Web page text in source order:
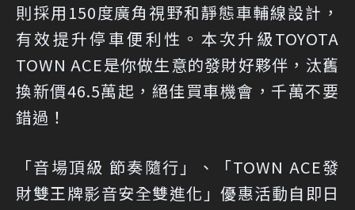
則採用150度廣角視野和靜態車輔線設計，
有效提升停車便利性。本次升級TOYOTA
TOWN ACE是你做生意的發財好夥伴，汰舊
換新價46.5萬起，絕佳買車機會，千萬不要
錯過！
「音場頂級 節奏隨行」、「TOWN ACE發
財雙王牌影音安全雙進化」優惠活動自即日